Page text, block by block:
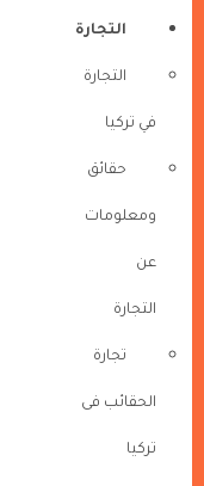
التجارة
التجارة
في تركيا
حقائق
ومعلومات
عن
التجارة
تجارة
الحقائب فى
تركيا